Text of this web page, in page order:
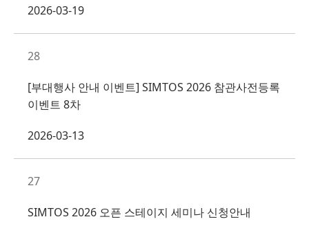
2026-03-19
28
[부대행사 안내 이벤트] SIMTOS 2026 참관사전등록
이벤트 8차
2026-03-13
27
SIMTOS 2026 오픈 스테이지 세미나 신청안내